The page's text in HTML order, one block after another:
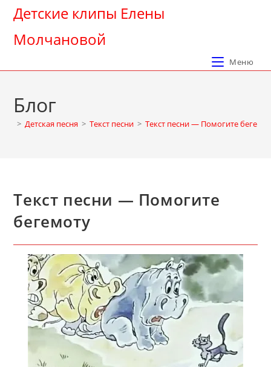
Перейти
содержимому
Детские клипы Елены
Молчановой
Меню
Блог
> Детская песня > Текст песни > Текст песни — Помогите
Текст песни — Помогите
бегемоту